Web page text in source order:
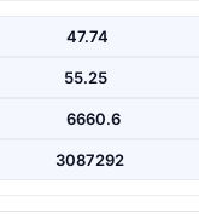
bir hassasiyet ifade
47.74
55.25
6660.6
3087292